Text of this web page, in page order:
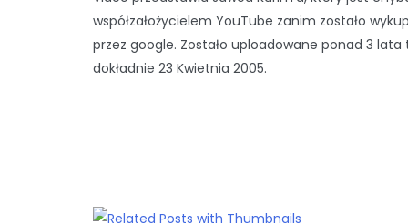
współzałożycielem YouTube zanim zostało
przez google. Zostało uploadowane ponad 3
dokładnie 23 Kwietnia 2005.